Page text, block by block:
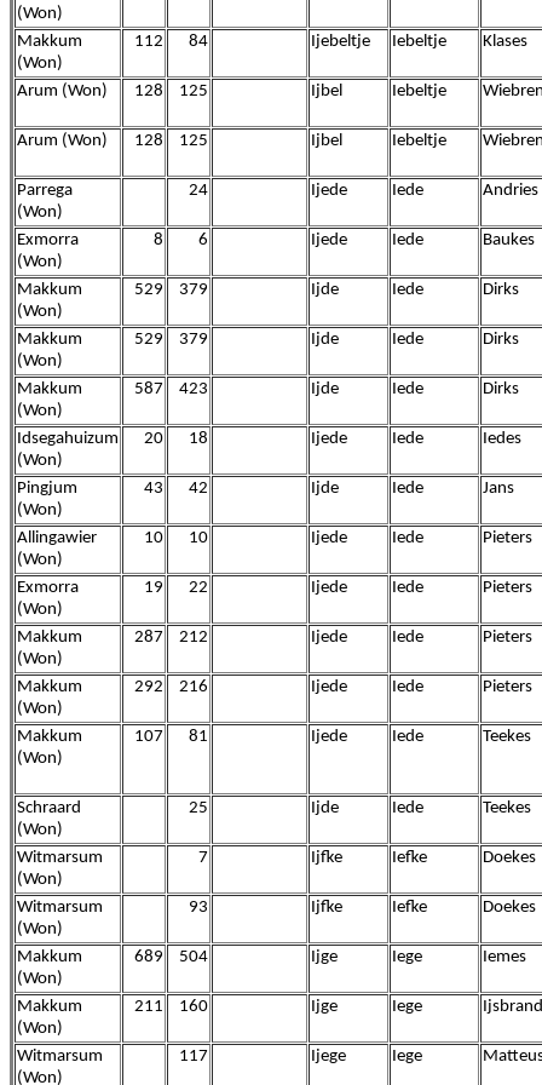
(Won)
Makkum
(Won)
112 84 Ijebeltje Iebeltje Klases
Arum (Won) 128 125 Ijbel Iebeltje
Arum (Won) 128 125 Ijbel Iebeltje
Parrega
(Won)
24 Ijede Iede Andries
Exmorra
(Won)
8 6 Ijede Iede Baukes
Makkum
(Won)
529 379 Ijde Iede Dirks
Makkum
(Won)
529 379 Ijde Iede Dirks
Makkum
(Won)
587 423 Ijde Iede Dirks
Idsegahuizum
(Won)
20 18 Ijede Iede Iedes
Pingjum
(Won)
43 42 Ijde Iede Jans
Allingawier
(Won)
10 10 Ijede Iede Pieters
Exmorra
(Won)
19 22 Ijede Iede Pieters
Makkum
(Won)
287 212 Ijede Iede Pieters
Makkum
(Won)
292 216 Ijede Iede Pieters
Makkum
(Won)
107 81 Ijede Iede Teekes
Schraard
(Won)
25 Ijde Iede Teekes
Witmarsum
(Won)
7 Ijfke Iefke Doekes
Witmarsum
(Won)
93 Ijfke Iefke Doekes
Makkum
(Won)
689 504 Ijge Iege Iemes
Makkum
(Won)
211 160 Ijge Iege
Witmarsum
(Won)
117 Ijege Iege